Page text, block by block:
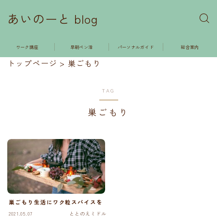
あいのーと blog
ワーク講座 早朝ペン活 パーソナルガイド 総合案内
トップページ > 巣ごもり
TAG
巣ごもり
巣ごもり生活にワク粒スパイスを
2021.05.07 ととのえミドル